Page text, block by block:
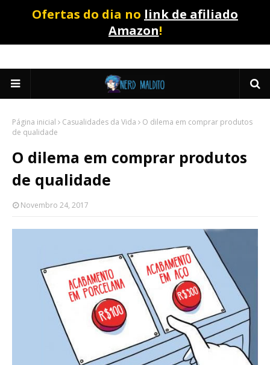
Ofertas do dia no link de afiliado
Amazon!
Página inicial Casualidades da Vida
O dilema em comprar produtos
de qualidade
O dilema em comprar produtos
de qualidade
Novembro 24, 2017